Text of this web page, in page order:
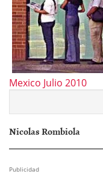
Mexico Julio 2010
Nicolas Rombiola
Publicidad